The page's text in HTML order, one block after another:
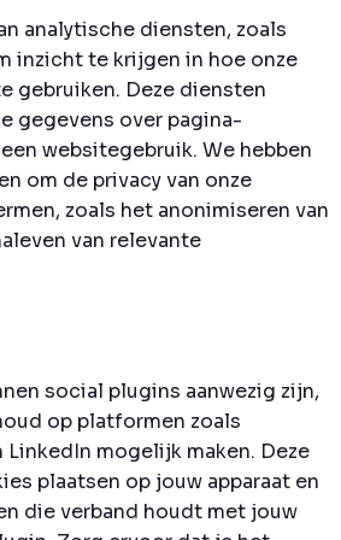
analytische diensten, zoals
inzicht te krijgen in hoe onze
gebruiken. Deze diensten
gegevens over pagina-
websitegebruik. We hebben
om de privacy van onze
zoals het anonimiseren van
van relevante
social plugins aanwezig zijn,
op platformen zoals
LinkedIn mogelijk maken. Deze
plaatsen op jouw apparaat en
die verband houdt met jouw